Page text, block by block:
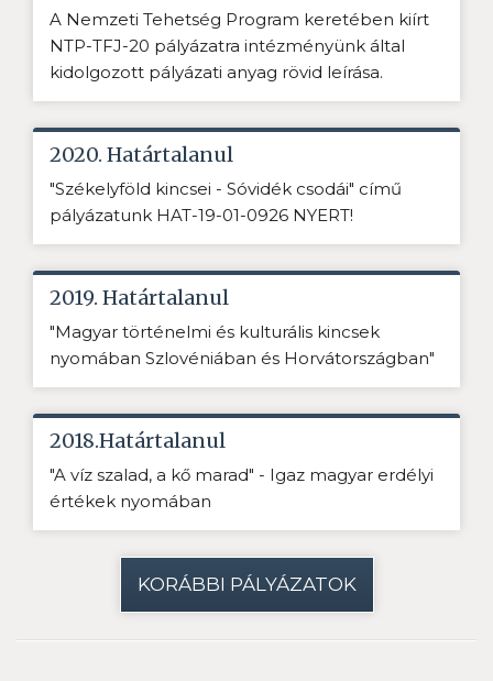
A Nemzeti Tehetség Program keretében kiírt
NTP-TFJ-20 pályázatra intézményünk által
kidolgozott pályázati anyag rövid leírása.
2020. Határtalanul
"Székelyföld kincsei - Sóvidék csodái" című
pályázatunk HAT-19-01-0926 NYERT!
2019. Határtalanul
"Magyar történelmi és kulturális kincsek
nyomában Szlovéniában és Horvátországban"
2018.Határtalanul
"A víz szalad, a kő marad" - Igaz magyar erdélyi
értékek nyomában
KORÁBBI PÁLYÁZATOK